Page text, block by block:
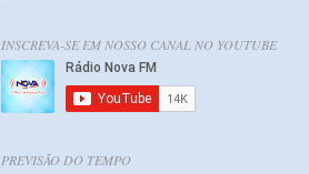
INSCREVA-SE EM NOSSO CANAL NO YOUTUBE
PREVISÃO DO TEMPO